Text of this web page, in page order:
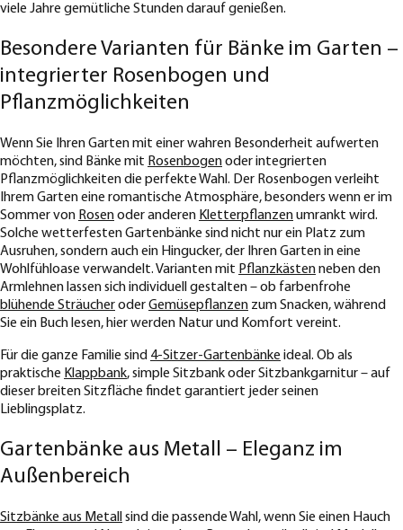
viele Jahre gemütliche Stunden darauf genießen.
Besondere Varianten für Bänke im Garten –
integrierter Rosenbogen und
Pflanzmöglichkeiten
Wenn Sie Ihren Garten mit einer wahren Besonderheit aufwerten
möchten, sind Bänke mit Rosenbogenoder integrierten
Pflanzmöglichkeiten die perfekte Wahl. Der Rosenbogen verleiht
Ihrem Garten eine romantische Atmosphäre, besonders wenn er im
Sommer von Rosenoder anderen Kletterpflanzenumrankt wird.
Solche wetterfesten Gartenbänke sind nicht nur ein Platz zum
Ausruhen, sondern auch ein Hingucker, der Ihren Garten in eine
Wohlfühloase verwandelt. Varianten mit Pflanzkästenneben den
Armlehnen lassen sich individuell gestalten – ob farbenfrohe
blühende SträucheroderGemüsepflanzen zum Snacken, während
Sie ein Buch lesen, hier werden Natur und Komfort vereint.
Für die ganze Familie sind 4-Sitzer-Gartenbänke ideal. Ob als
praktische Klappbank, simple Sitzbank oder Sitzbankgarnitur – auf
dieser breiten Sitzfläche findet garantiert jeder seinen
Lieblingsplatz.
Gartenbänke aus Metall – Eleganz im
Außenbereich
Sitzbänke aus Metall sind die passende Wahl, wenn Sie einen Hauch